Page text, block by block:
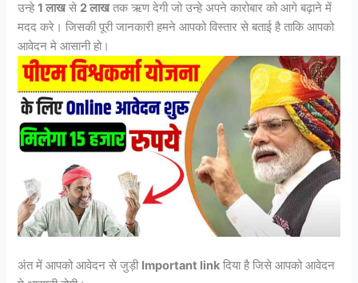
उन्हे1 लाखसे 2 लाखतक ऋण देगी जो उन्हे अपने कारोबार को आगे बढ़ाने में
मदद करे। जिसकी पूरी जानकारी हमने आपको विस्तार से बताई है ताकि आपको
आवेदन मे आसानी हो।
अंत में आपको आवेदन से जुड़ी Important link दिया है जिसे आपको आवेदन